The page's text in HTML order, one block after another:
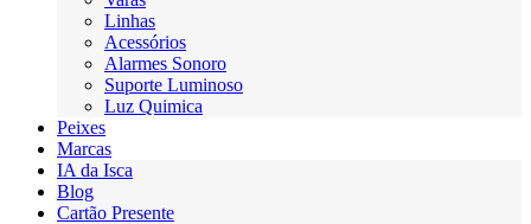
Linhas
Acessórios
Alarmes Sonoro
Suporte Luminoso
Luz Quimica
Peixes
Marcas
IA da Isca
Blog
Cartão Presente